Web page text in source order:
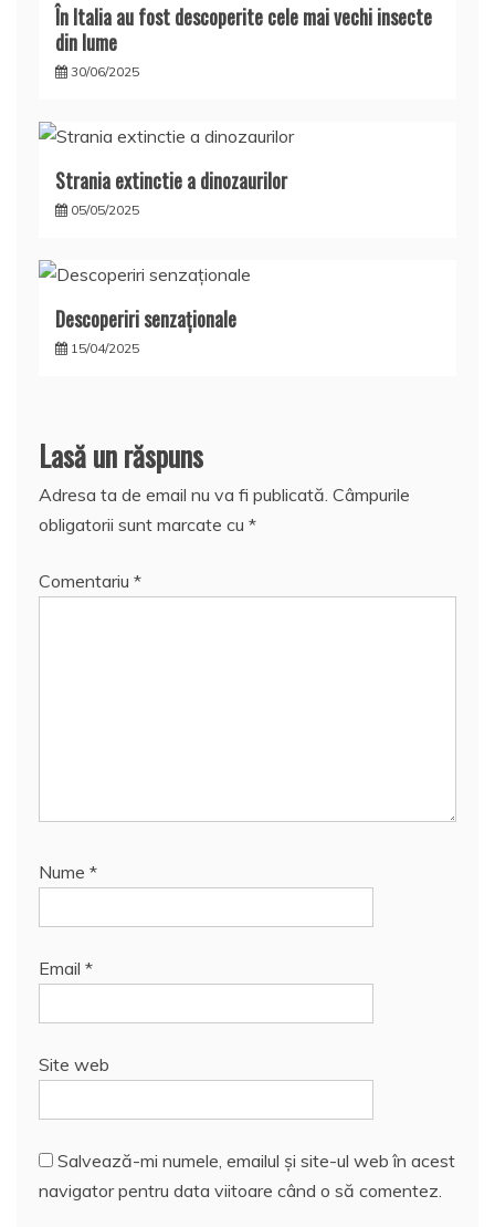
În Italia au fost descoperite cele mai vechi insecte
din lume
30/06/2025
Strania extinctie a dinozaurilor
05/05/2025
Descoperiri senzaţionale
15/04/2025
Lasă un răspuns
Adresa ta de email nu va fi publicată. Câmpurile
obligatorii sunt marcate cu *
Comentariu *
Nume *
Email *
Site web
Salvează-mi numele, emailul și site-ul web în acest
navigator pentru data viitoare când o să comentez.